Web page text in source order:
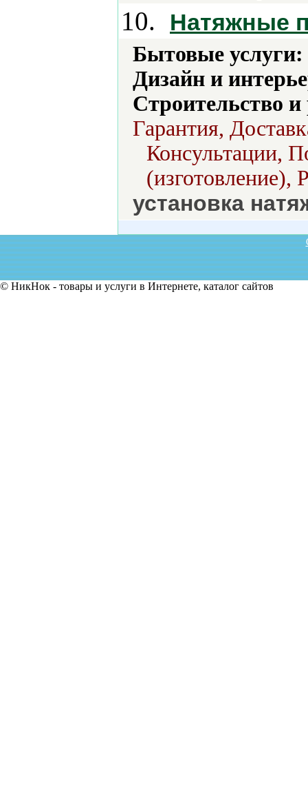
10. Натяжные
Бытовые услуги:
Дизайн и
Строительство
Гарантия,
Консультации,
(изготовление),
установка
© НикНок - товары и услуги в Интернете, каталог сайтов